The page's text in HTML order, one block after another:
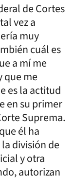
de Cortes
vez a
muy
cuál es
a mí me
que me
es la actitud
en su primer
Suprema.
él ha
división de
y otra
autorizan